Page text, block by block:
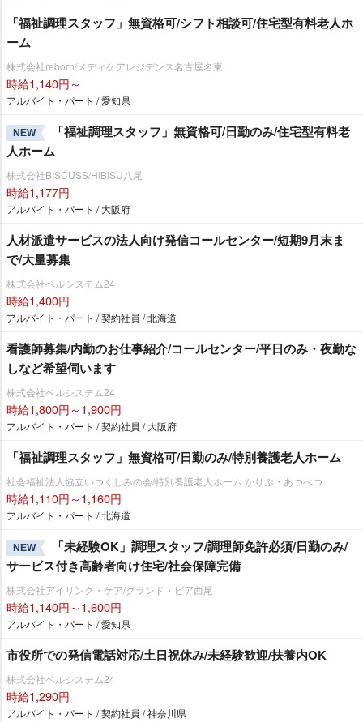
「福祉調理スタッフ」無資格可/シフト相談可/住宅型有料老人ホ
ーム
株式会社reborn/メディケアレジデンス名古屋名東
時給1,140円～
アルバイト・パート / 愛知県
NEW
「福祉調理スタッフ」無資格可/日勤のみ/住宅型有料老
人ホーム
株式会社BISCUSS/HIBISU八尾
時給1,177円
アルバイト・パート / 大阪府
人材派遣サービスの法人向け発信コールセンター/短期9月末ま
で/大量募集
株式会社ベルシステム24
時給1,400円
アルバイト・パート / 契約社員 / 北海道
看護師募集/内勤のお仕事紹介/コールセンター/平日のみ・夜勤な
しなど希望伺います
株式会社ベルシステム24
時給1,800円～1,900円
アルバイト・パート / 契約社員 / 大阪府
「福祉調理スタッフ」無資格可/日勤のみ/特別養護老人ホーム
社会福祉法人協立いつくしみの会/特別養護老人ホーム かりぷ・あつべつ
時給1,110円～1,160円
アルバイト・パート / 北海道
NEW
「未経験OK」調理スタッフ/調理師免許必須/日勤のみ/
サービス付き高齢者向け住宅/社会保障完備
株式会社アイリンク・ケア/グランド・ピア西尾
時給1,140円～1,600円
アルバイト・パート / 愛知県
市役所での発信電話対応/土日祝休み/未経験歓迎/扶養内OK
株式会社ベルシステム24
時給1,290円
アルバイト・パート / 契約社員 / 神奈川県